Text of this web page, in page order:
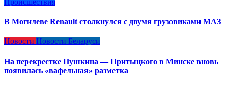
В Могилеве Renault столкнулся с двумя грузовиками МАЗ
Новости Новости Беларуси
На перекрестке Пушкина — Притыцкого в Минске вновь
появилась «вафельная» разметка